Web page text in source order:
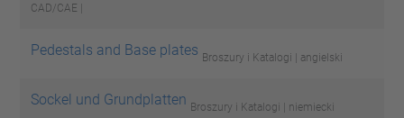
CAD/CAE |
Pedestals and Base plates Broszury i Katalogi | angielski
Sockel und Grundplatten Broszury i Katalogi | niemiecki